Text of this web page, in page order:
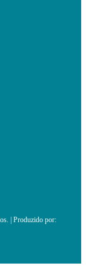
| Produzido por: